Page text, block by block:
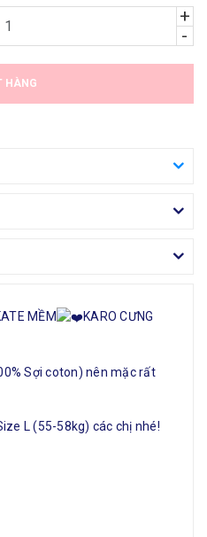
+
-
HÀNG
MỀM
KARO CƯNG
Sợi coton) nên mặc rất
L (55-58kg) các chị nhé!